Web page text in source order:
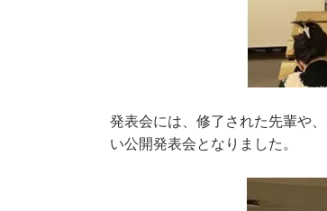
発表会には、修了された先輩や
い公開発表会となりました。